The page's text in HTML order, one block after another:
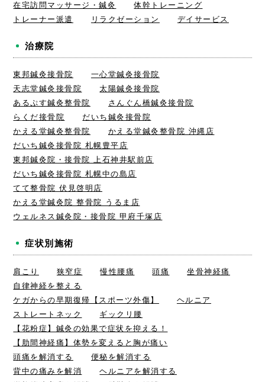
在宅訪問マッサージ・鍼灸
体幹トレーニング
トレーナー派遣
リラクゼーション デイサービス
治療院
東邦鍼灸接骨院
一心堂鍼灸接骨院
天志堂鍼灸接骨院
太陽鍼灸接骨院
あるぷす鍼灸整骨院
さんぐん橋鍼灸接骨院
らくだ接骨院
だいち鍼灸接骨院
かえる堂鍼灸整骨院
かえる堂鍼灸整骨院 沖縄店
だいち鍼灸接骨院 札幌豊平店
東邦鍼灸院・接骨院 上石神井駅前店
だいち鍼灸接骨院 札幌中の島店
てて整骨院 伏見啓明店
かえる堂鍼灸院 整骨院 うるま店
ウェルネス鍼灸院・接骨院 甲府千塚店
症状別施術
肩こり 狭窄症 慢性腰痛 頭痛
坐骨神経痛
自律神経を整える
ケガからの早期復帰【スポーツ外傷】
ヘルニア
ストレートネック
ギックリ腰
【花粉症】鍼灸の効果で症状を抑える！
【肋間神経痛】体勢を変えると胸が痛い
頭痛を解消する
便秘を解消する
背中の痛みを解消
ヘルニアを解消する